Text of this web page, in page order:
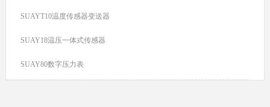
SUAYT10温度传感器变送器
SUAY18温压一体式传感器
SUAY80数字压力表